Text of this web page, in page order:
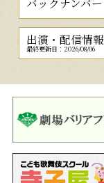
出演・配信情報
最終更新日：2026/08/06